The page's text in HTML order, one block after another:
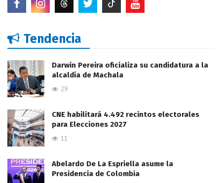
Tendencia
Darwin Pereira oficializa su candidatura a la
alcaldía de Machala
29
CNE habilitará 4.492 recintos electorales
para Elecciones 2027
11
Abelardo De La Espriella asume la
Presidencia de Colombia